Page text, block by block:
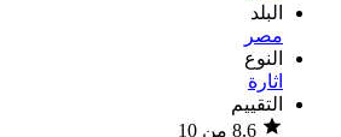
البلد
مصر
النوع
اثارة
التقييم